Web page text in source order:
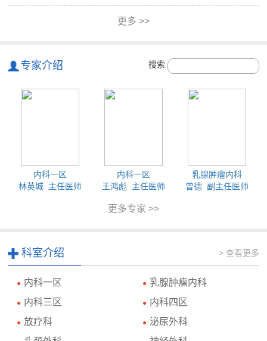
更多 >>
专家介绍 搜索
内科一区
林英城 主任医师
内科一区
王鸿彪 主任医师
乳腺肿瘤内科
曾德 副主任医师
更多专家 >>
科室介绍 > 查看更多
● 内科一区 ● 乳腺肿瘤内科
● 内科三区 ● 内科四区
● 放疗科 ● 泌尿外科